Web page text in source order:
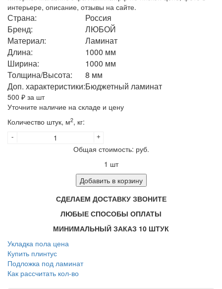
Страна:
Россия
Бренд:
ЛЮБОЙ
Материал:
Ламинат
Длина:
1000 мм
Ширина:
1000 мм
Толщина/Высота:
8 мм
Доп. характеристики:Бюджетный ламинат
500 ₽ за шт
Уточните наличие на складе и цену
Количество штук, м2, кг:
+
-
Общая стоимость: руб.
1 шт
Добавить в корзину
СДЕЛАЕМ ДОСТАВКУ ЗВОНИТЕ
ЛЮБЫЕ СПОСОБЫ ОПЛАТЫ
МИНИМАЛЬНЫЙ ЗАКАЗ 10 ШТУК
Укладка пола цена
Купить плинтус
Подложка под ламинат
Как рассчитать кол-во